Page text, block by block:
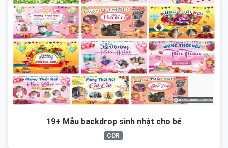
19+ Mẫu backdrop sinh nhật cho bé
CDR